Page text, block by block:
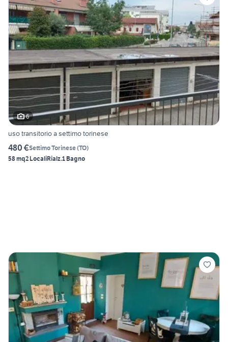
6
uso transitorio a settimo torinese
480 €Settimo Torinese(TO)
58 mq2 LocaliRialz.1 Bagno